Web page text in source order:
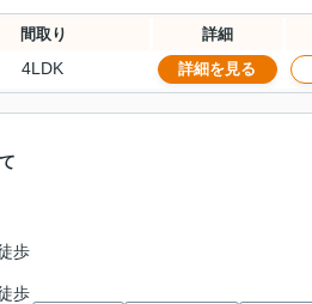
間取り 詳細
4LDK 詳細を見る
歩
歩